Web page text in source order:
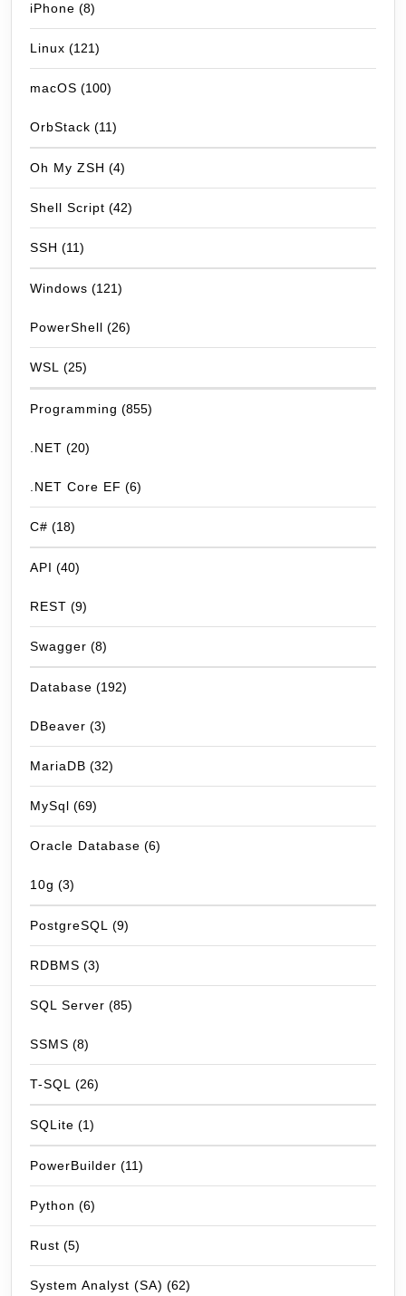
iPhone (8)
Linux (121)
macOS (100)
OrbStack (11)
Oh My ZSH (4)
Shell Script (42)
SSH (11)
Windows (121)
PowerShell (26)
WSL (25)
Programming (855)
.NET (20)
.NET Core EF (6)
C# (18)
API (40)
REST (9)
Swagger (8)
Database (192)
DBeaver (3)
MariaDB (32)
MySql (69)
Oracle Database (6)
10g (3)
PostgreSQL (9)
RDBMS (3)
SQL Server (85)
SSMS (8)
T-SQL (26)
SQLite (1)
PowerBuilder (11)
Python (6)
Rust (5)
System Analyst (SA) (62)